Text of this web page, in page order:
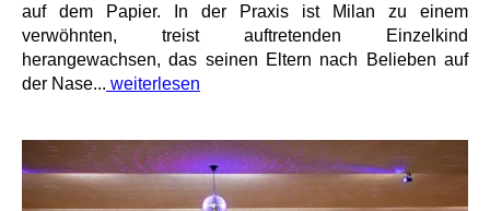
auf dem Papier. In der Praxis ist Milan zu einem
verwöhnten, treist auftretenden Einzelkind
herangewachsen, das seinen Eltern nach Belieben auf
der Nase... weiterlesen